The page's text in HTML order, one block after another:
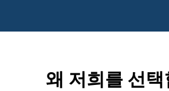
왜 저희를 선